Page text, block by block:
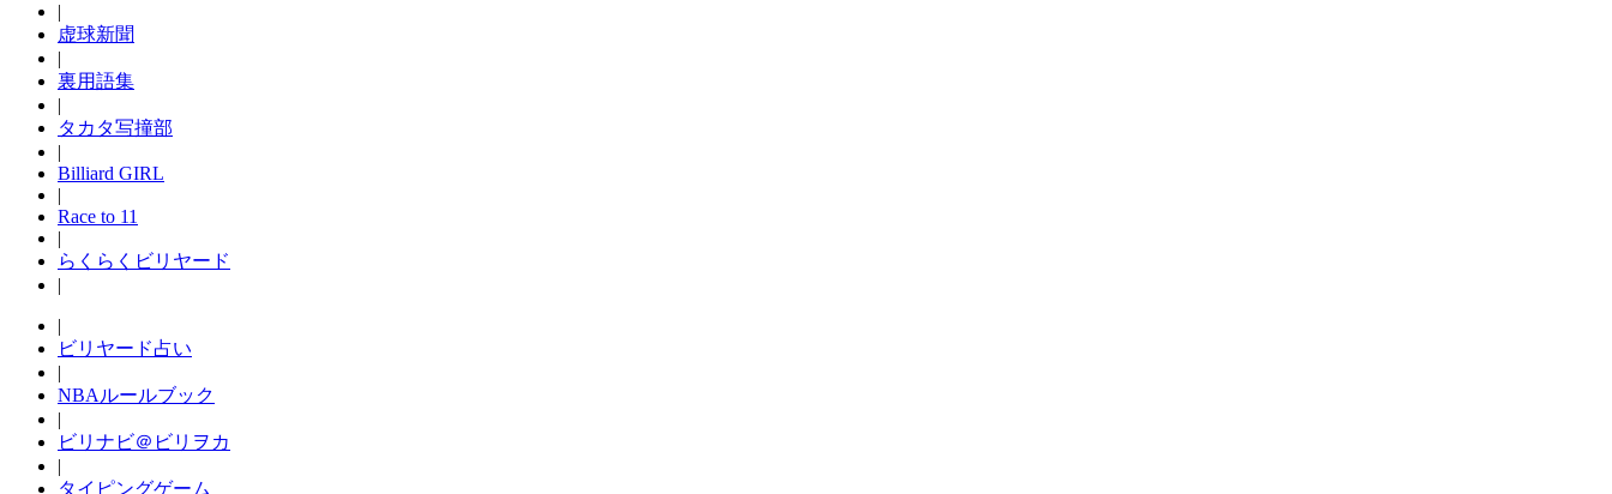
|
虚球新聞
|
裏用語集
|
タカタ写撞部
|
Billiard GIRL
|
Race to 11
|
らくらくビリヤード
|
|
ビリヤード占い
|
NBAルールブック
|
ビリナビ＠ビリヲカ
|
タイピングゲーム